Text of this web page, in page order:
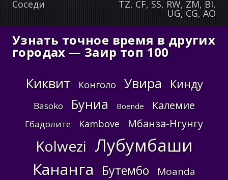
Соседи TZ, CF, SS, RW, ZM, BI,
UG, CG, AO
Узнать точное время в других
городах — Заир топ 100
Киквит Конголо Увира Кинду
Basoko Буниа Boende Калемие
Гбадолите Kambove Мбанза-Нгунгу
Kolwezi Лубумбаши
Кананга Бутембо Moanda